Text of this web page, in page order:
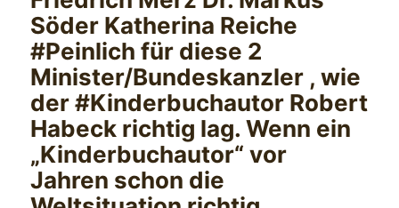
Söder Katherina Reiche
#Peinlich für diese 2
Minister/Bundeskanzler , wie
der #Kinderbuchautor Robert
Habeck richtig lag. Wenn ein
„Kinderbuchautor“ vor
Jahren schon die